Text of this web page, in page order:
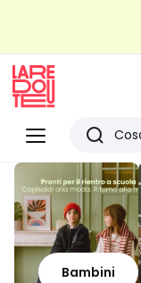
Menu
Redoute
Ricerca
Ultimi
articoli
visti
Bambini